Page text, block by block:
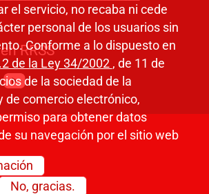
RRSS
el servicio, no recaba ni cede
personal de los usuarios sin
Conforme a lo dispuesto en
de la Ley 34/2002 , de 11 de
de la sociedad de la
de comercio electrónico,
para obtener datos
su navegación por el sitio web
No, gracias.